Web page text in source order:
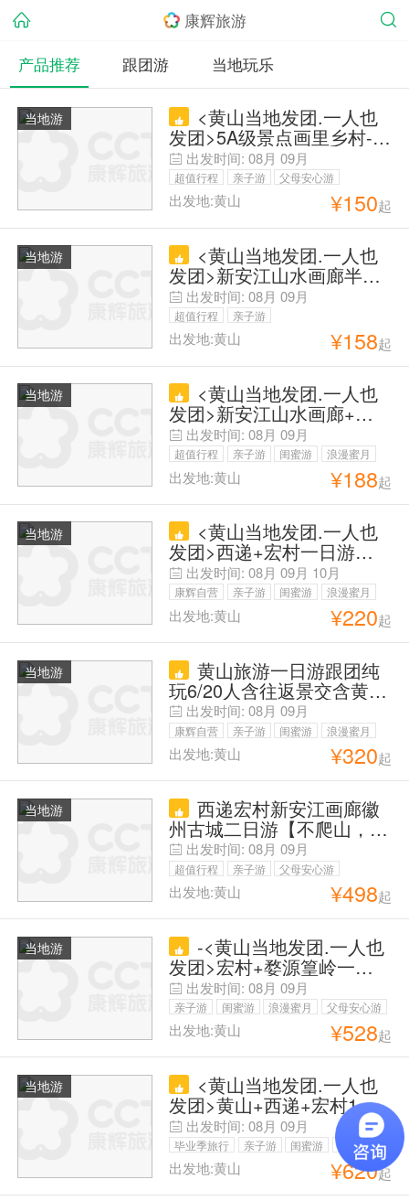
康辉旅游
产品推荐
跟团游 当地玩乐
当地游 <黄山当地发团.一人也
发团>5A级景点画里乡村-宏
村半日游
出发时间: 08月 09月
超值行程 亲子游
父母安心游
游学/研修
出发地:黄山 ¥150起
当地游 <黄山当地发团.一人也
发团>新安江山水画廊半日
游（散拼纯玩团）
出发时间: 08月 09月
超值行程 亲子游
出发地:黄山 ¥158起
当地游 <黄山当地发团.一人也
发团>新安江山水画廊+徽
州古城一日游（散拼纯玩
团）
出发时间: 08月 09月
超值行程 亲子游 闺蜜游
浪漫蜜月
父母安心游
出发地:黄山 ¥188起
当地游 <黄山当地发团.一人也
发团>西递+宏村一日游
（散拼纯玩团）
出发时间: 08月 09月 10月
康辉自营 亲子游 闺蜜游
浪漫蜜月
父母安心游
出发地:黄山 ¥220起
当地游 黄山旅游一日游跟团纯
玩6/20人含往返景交含黄山
门票出发时间: 08月 09月
康辉自营 亲子游 闺蜜游
浪漫蜜月
父母安心游
出发地:黄山 ¥320起
当地游 西递宏村新安江画廊徽
州古城二日游【不爬山，纯
玩休闲团】
出发时间: 08月 09月
超值行程 亲子游 父母安心游
出发地:黄山 ¥498起
当地游 -<黄山当地发团.一人也
发团>宏村+婺源篁岭一日
游（散拼纯玩团）
出发时间: 08月 09月
亲子游 闺蜜游 浪漫蜜月 父母安心游
出发地:黄山 ¥528起
当地游 <黄山当地发团.一人也
发团>黄山+西递+宏村1晚2
日游（散拼纯玩团）
出发时间: 08月 09月
毕业季旅行 亲子游 闺蜜游
浪漫蜜月
父母安心游
出发地:黄山 ¥620起